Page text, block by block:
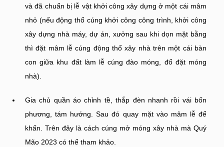
và đã chuẩn bị lễ vật khởi công xây dựng ở một cái mâm
nhỏ (nếu động thổ cúng khởi công công trình, khởi công
xây dựng nhà máy, dự án, xưởng sau khi dọn mặt bằng
thì đặt mâm lễ cúng động thổ xây nhà trên một cái bàn
con giữa khu đất làm lễ cúng đào móng, đổ đặt móng
nhà).
Gia chủ quần áo chỉnh tề, thắp đèn nhanh rồi vái bốn
phương, tám hướng. Sau đó quay mặt vào mâm lễ để
khấn. Trên đây là cách cúng mở móng xây nhà mà Quý
Mão 2023 có thể tham khảo.